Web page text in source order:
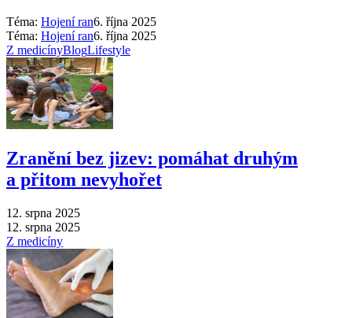
Téma: Hojení ran6. října 2025
Téma: Hojení ran6. října 2025
Z medicínyBlogLifestyle
Zranění bez jizev: pomáhat druhým
a přitom nevyhořet
12. srpna 2025
12. srpna 2025
Z medicíny